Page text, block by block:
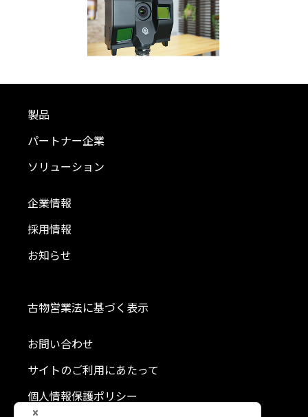
製品
パートナー企業
ソリューション
企業情報
採用情報
お知らせ
古物営業法に基づく表示
お問い合わせ
サイトのご利用にあたって
個人情報保護ポリシー